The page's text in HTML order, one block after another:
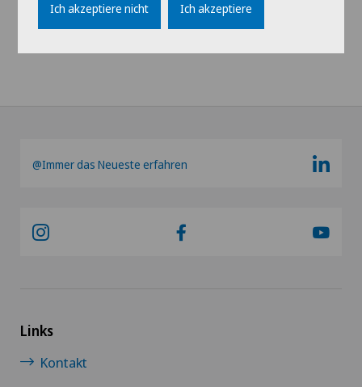
Alle anzeigen
@Immer das Neueste erfahren
Links
Kontakt
Ich akzeptiere nicht Ich akzeptiere